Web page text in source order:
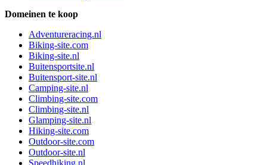
Domeinen te koop
Adventureracing.nl
Biking-site.com
Biking-site.nl
Buitensportsite.nl
Buitensport-site.nl
Camping-site.nl
Climbing-site.com
Climbing-site.nl
Glamping-site.nl
Hiking-site.com
Outdoor-site.com
Outdoor-site.nl